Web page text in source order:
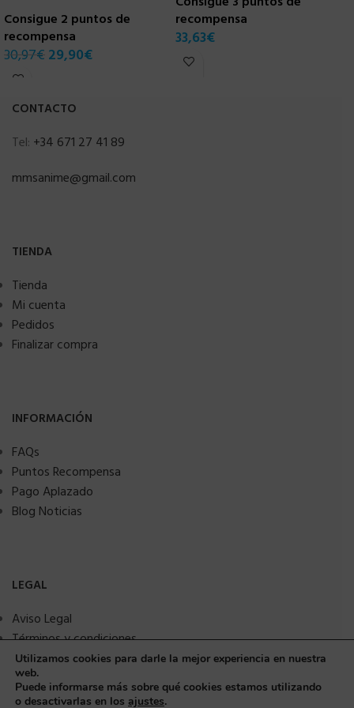
Consigue 2 puntos de
recompensa
30,97€ 29,90€
recompensa
33,63€
CONTACTO
Tel: +34 671 27 41 89
mmsanime@gmail.com
TIENDA
Tienda
Mi cuenta
Pedidos
Finalizar compra
INFORMACIÓN
FAQs
Puntos Recompensa
Pago Aplazado
Blog Noticias
LEGAL
Aviso Legal
Términos y condiciones
Política de privacidad
Política de Cookies
Seguridad y protección a compradores
Utilizamos cookies para darle la mejor experiencia en nuestra
web.
Puede informarse más sobre qué cookies estamos utilizando
o desactivarlas en los ajustes.